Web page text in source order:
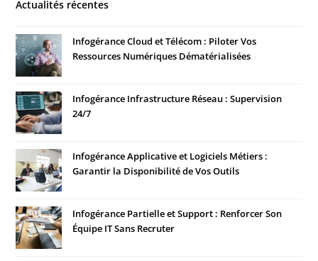
Actualités récentes
Infogérance Cloud et Télécom : Piloter Vos
Ressources Numériques Dématérialisées
Infogérance Infrastructure Réseau : Supervision
24/7
Infogérance Applicative et Logiciels Métiers :
Garantir la Disponibilité de Vos Outils
Infogérance Partielle et Support : Renforcer Son
Équipe IT Sans Recruter